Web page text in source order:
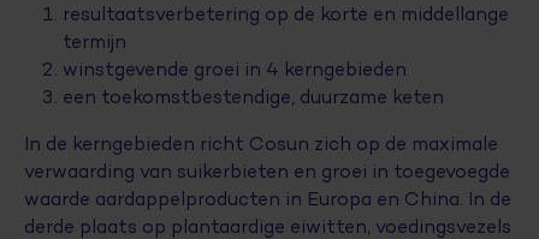
resultaatsverbetering op de korte en middellange
termijn
winstgevende groei in 4 kerngebieden
een toekomstbestendige, duurzame keten
In de kerngebieden richt Cosun zich op de maximale
verwaarding van suikerbieten en groei in toegevoegde
waarde aardappelproducten in Europa en China. In de
derde plaats op plantaardige eiwitten, voedingsvezels